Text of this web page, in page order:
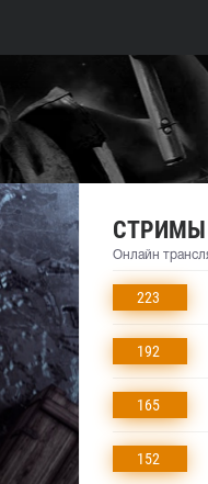
СТРИМЫ
Онлайн
223
192
165
152